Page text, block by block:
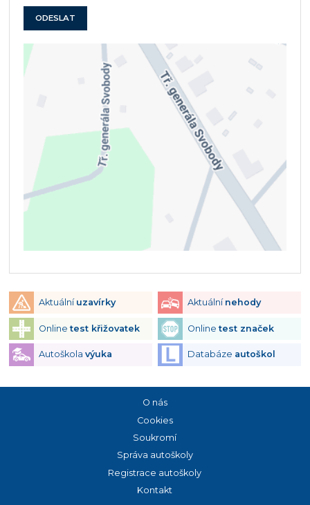
ODESLAT
Aktuální uzavírky Aktuální nehody
Onlinetest křižovatek Onlinetest značek
Autoškola výuka Databáze autoškol
O nás
Cookies
Soukromí
Správa autoškoly
Registrace autoškoly
Kontakt